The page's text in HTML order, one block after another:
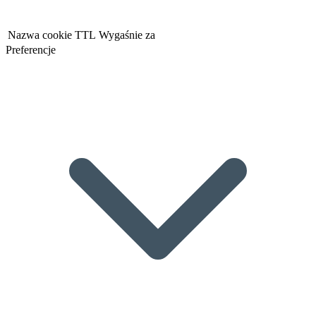
Nazwa cookie TTL Wygaśnie za
Preferencje